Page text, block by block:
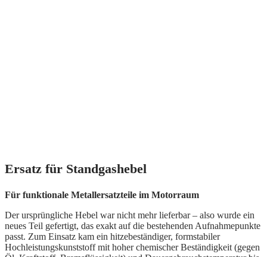
Ersatz für Standgashebel
Für funktionale Metallersatzteile im Motorraum
Der ursprüngliche Hebel war nicht mehr lieferbar – also wurde ein
neues Teil gefertigt, das exakt auf die bestehenden Aufnahmepunkte
passt. Zum Einsatz kam ein hitzebeständiger, formstabiler
Hochleistungskunststoff mit hoher chemischer Beständigkeit (gegen